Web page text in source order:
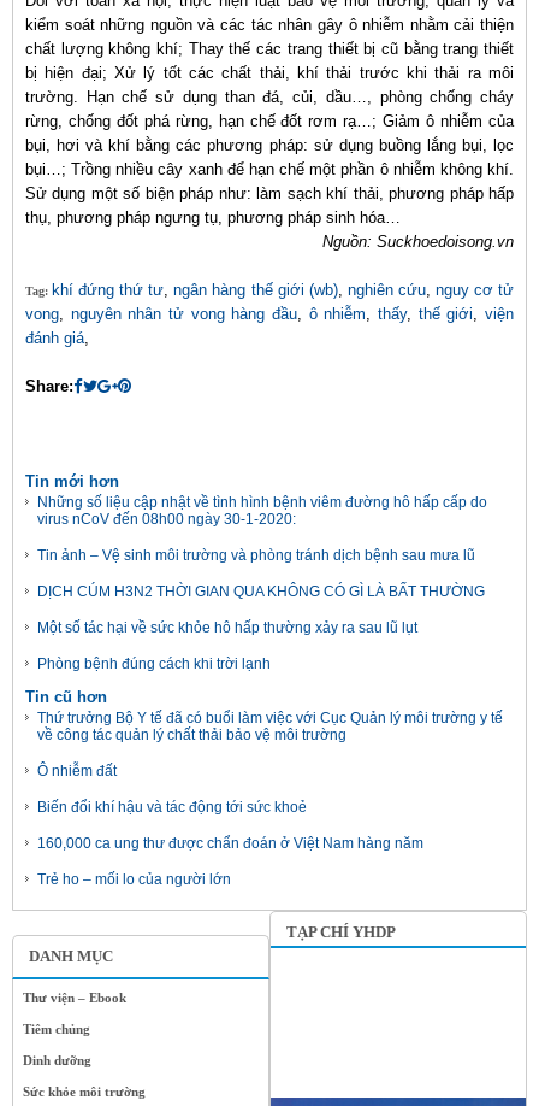
DANH MỤC
Thư viện – Ebook
Tiêm chủng
Dinh dưỡng
Sức khỏe môi trường
kiểm soát những nguồn và các tác nhân gây ô nhiễm nhằm cải thiện
chất lượng không khí; Thay thế các trang thiết bị cũ bằng trang thiết
bị hiện đại; Xử lý tốt các chất thải, khí thải trước khi thải ra môi
trường. Hạn chế sử dụng than đá, củi, dầu…, phòng chống cháy
rừng, chống đốt phá rừng, hạn chế đốt rơm rạ…; Giảm ô nhiễm của
bụi, hơi và khí bằng các phương pháp: sử dụng buồng lắng bụi, lọc
bụi…; Trồng nhiều cây xanh để hạn chế một phần ô nhiễm không khí.
Sử dụng một số biện pháp như: làm sạch khí thải, phương pháp hấp
thụ, phương pháp ngưng tụ, phương pháp sinh hóa…
Nguồn: Suckhoedoisong.vn
Tag: khí đứng thứ tư,ngân hàng thế giới (wb), nghiên cứu, nguy cơ tử
vong, nguyên nhân tử vong hàng đầu, ô nhiễm,thấy, thế giới,viện
đánh giá,
Share:
Tin mới hơn
Những số liệu cập nhật về tình hình bệnh viêm đường hô hấp cấp do
virus nCoV đến 08h00 ngày 30-1-2020:
Tin ảnh – Vệ sinh môi trường và phòng tránh dịch bệnh sau mưa lũ
DỊCH CÚM H3N2 THỜI GIAN QUA KHÔNG CÓ GÌ LÀ BẤT THƯỜNG
Một số tác hại về sức khỏe hô hấp thường xảy ra sau lũ lụt
Phòng bệnh đúng cách khi trời lạnh
Tin cũ hơn
Thứ trưởng Bộ Y tế đã có buổi làm việc với Cục Quản lý môi trường y tế
về công tác quản lý chất thải bảo vệ môi trường
Ô nhiễm đất
Biến đổi khí hậu và tác động tới sức khoẻ
160,000 ca ung thư được chẩn đoán ở Việt Nam hàng năm
Trẻ ho – mối lo của người lớn
TẠP CHÍ YHDP